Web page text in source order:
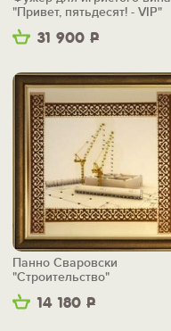
31 900 Р
"Привет, пятьдесят! - VIP"
14 180 Р
Панно Сваровски
"Строительство"